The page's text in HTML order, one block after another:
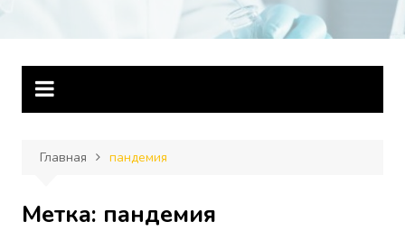
Главная пандемия
Метка: пандемия